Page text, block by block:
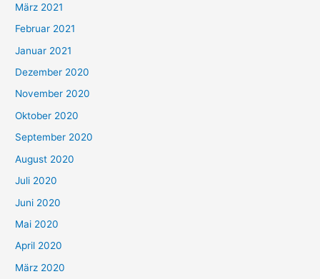
März 2021
Februar 2021
Januar 2021
Dezember 2020
November 2020
Oktober 2020
September 2020
August 2020
Juli 2020
Juni 2020
Mai 2020
April 2020
März 2020